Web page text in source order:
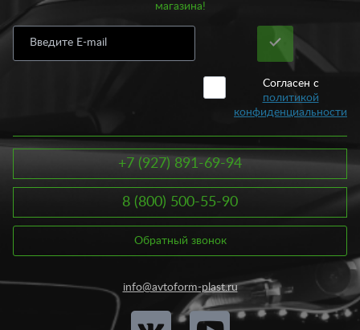
магазина!
Согласен с
политикой
конфиденциальности
+7 (927) 891-69-94
8 (800) 500-55-90
Обратный звонок
info@avtoform-plast.ru